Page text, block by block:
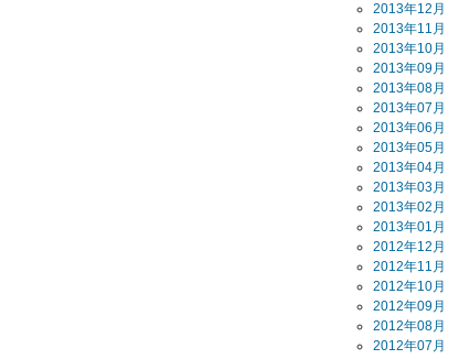
2013年12月
2013年11月
2013年10月
2013年09月
2013年08月
2013年07月
2013年06月
2013年05月
2013年04月
2013年03月
2013年02月
2013年01月
2012年12月
2012年11月
2012年10月
2012年09月
2012年08月
2012年07月